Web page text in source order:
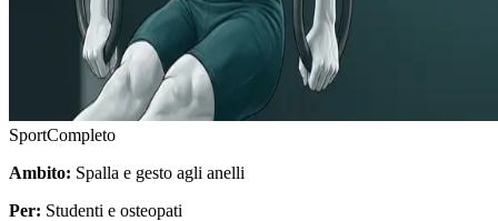
SportCompleto
Ambito: Spalla e gesto agli anelli
Per: Studenti e osteopati